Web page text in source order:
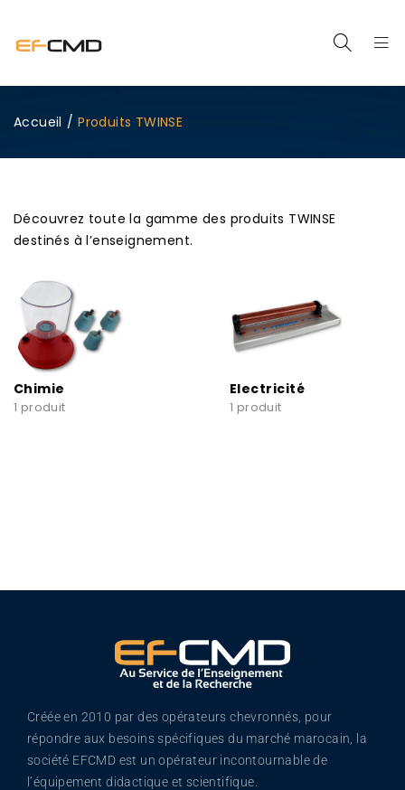
Accueil / Produits TWINSE
Découvrez toute la gamme des produits TWINSE
destinés à l’enseignement.
1 produit
Chimie
1 produit
Electricité
Créée en 2010 par des opérateurs chevronnés, pour
répondre aux besoins spécifiques du marché marocain, la
société EFCMD est un opérateur incontournable de
l’équipement didactique et scientifique.